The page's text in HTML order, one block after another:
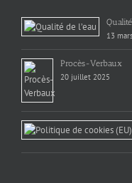
13
Procès-Verbaux
20 juillet 2025